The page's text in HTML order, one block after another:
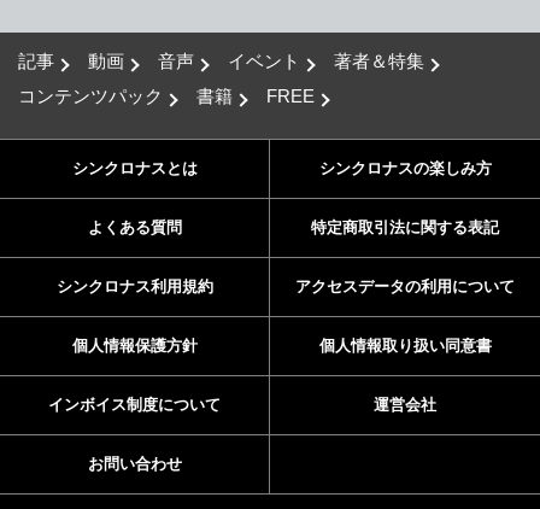
記事 動画 音声 イベント
著者＆特集
コンテンツパック
書籍 FREE
シンクロナスとは シンクロナスの楽しみ方
よくある質問 特定商取引法に関する表記
シンクロナス利用規約 アクセスデータの利用について
個人情報保護方針 個人情報取り扱い同意書
インボイス制度について 運営会社
お問い合わせ